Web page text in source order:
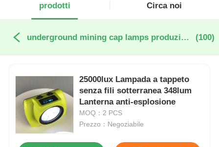
prodotti Circa noi
underground mining cap lamps produzione online (100)
25000lux Lampada a tappeto
senza fili sotterranea 348lum
Lanterna anti-esplosione
MOQ：2 PCS
Prezzo：Negoziabile